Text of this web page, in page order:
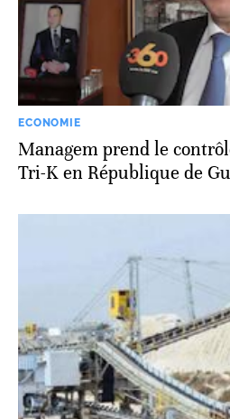
ECONOMIE
Managem prend le
Tri-K en République de